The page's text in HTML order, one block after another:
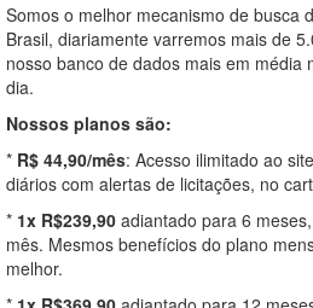
Somos o melhor mecanismo de busca
Brasil, diariamente varremos mais de
nosso banco de dados mais em média
dia.
Nossos planos são:
* R$ 44,90/mês: Acesso ilimitado ao
diários com alertas de licitações, no
* 1x R$239,90 adiantado para 6
mês. Mesmos benefícios do plano
melhor.